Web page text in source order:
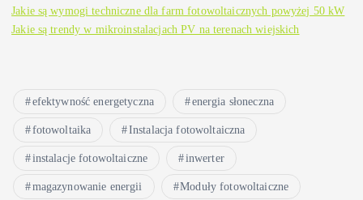
Jakie są wymogi techniczne dla farm fotowoltaicznych powyżej 50 kW
Jakie są trendy w mikroinstalacjach PV na terenach wiejskich
efektywność energetyczna energia słoneczna
fotowoltaika Instalacja fotowoltaiczna
instalacje fotowoltaiczne inwerter
magazynowanie energii Moduły fotowoltaiczne